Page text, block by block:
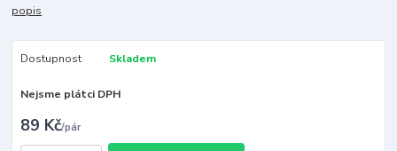
popis
Dostupnost Skladem
Nejsme plátci DPH
89 Kč/pár